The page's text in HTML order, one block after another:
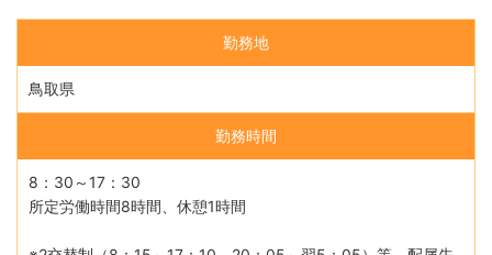
勤務地
鳥取県
勤務時間
8：30～17：30
所定労働時間8時間、休憩1時間